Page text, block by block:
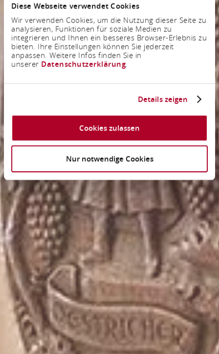
Diese Webseite verwendet Cookies
Wir verwenden Cookies, um die Nutzung dieser Seite zu
analysieren, Funktionen für soziale Medien zu
integrieren und Ihnen ein besseres Browser-Erlebnis zu
bieten. Ihre Einstellungen können Sie jederzeit
anpassen. Weitere Infos finden Sie in
unserer Datenschutzerklärung.
Details zeigen
Cookies zulassen
Nur notwendige Cookies